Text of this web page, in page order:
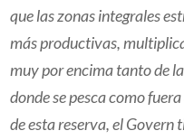
que las zonas integrales
más productivas,
muy por encima tanto de
donde se pesca como
de esta reserva, el